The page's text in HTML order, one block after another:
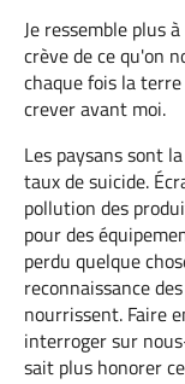
Je ressemble plus
crève de ce qu'on
chaque fois la
crever avant moi.
Les paysans sont
taux de suicide.
pollution des
pour des
perdu quelque
reconnaissance
nourrissent. Faire
interroger sur
sait plus honorer